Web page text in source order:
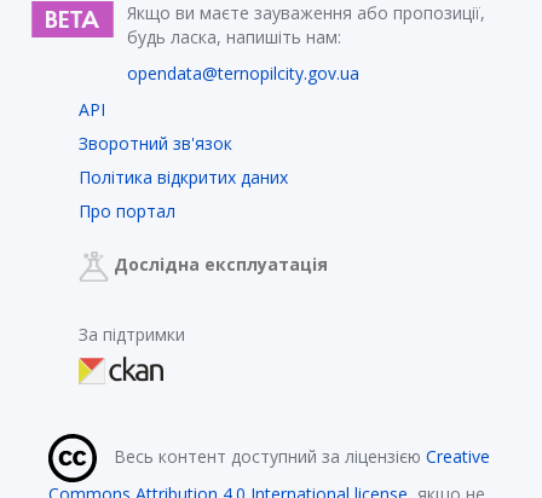
Якщо ви маєте зауваження або пропозиції,
будь ласка, напишіть нам:
opendata@ternopilcity.gov.ua
API
Зворотний зв'язок
Політика відкритих даних
Про портал
Дослідна експлуатація
За підтримки
Весь контент доступний за ліцензією Creative